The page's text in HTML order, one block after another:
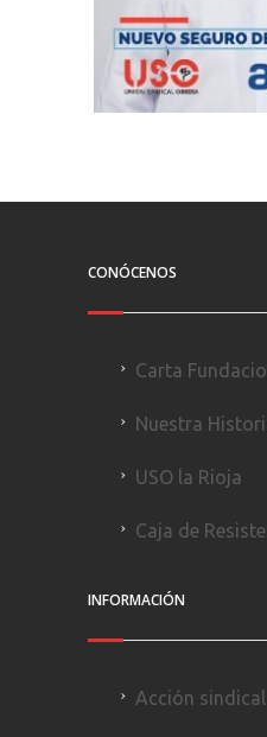
CONÓCENOS
Carta
Nuestra
USO la Rioja
Caja de
INFORMACIÓN
Acción sindical